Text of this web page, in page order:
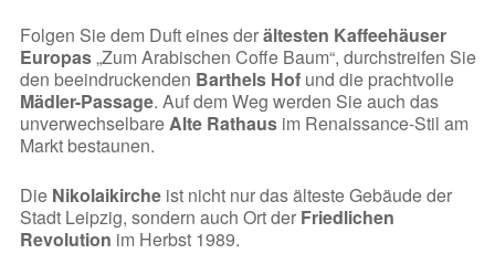
Folgen Sie dem Duft eines derältesten Kaffeehäuser
Europas„Zum Arabischen Coffe Baum“, durchstreifen Sie
den beeindruckenden Barthels Hofund die prachtvolle
Mädler-Passage. Auf dem Weg werden Sie auch das
unverwechselbareAlte Rathausim Renaissance-Stil am
Markt bestaunen.
Die Nikolaikircheist nicht nur das älteste Gebäude der
Stadt Leipzig, sondern auch Ort der Friedlichen
Revolution im Herbst 1989.